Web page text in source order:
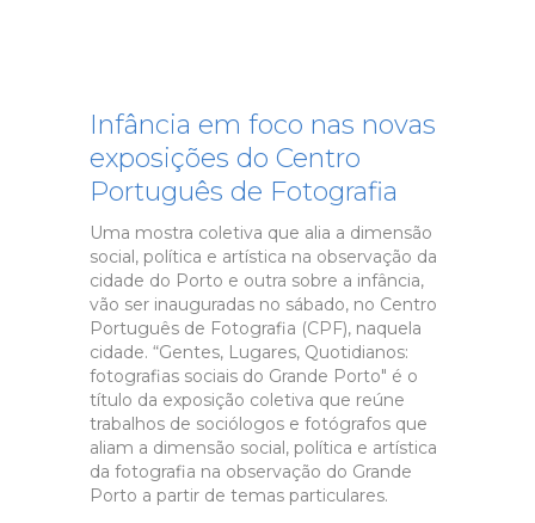
Infância em foco nas novas
exposições do Centro
Português de Fotografia
Uma mostra coletiva que alia a dimensão
social, política e artística na observação da
cidade do Porto e outra sobre a infância,
vão ser inauguradas no sábado, no Centro
Português de Fotografia (CPF), naquela
cidade. “Gentes, Lugares, Quotidianos:
fotografias sociais do Grande Porto" é o
título da exposição coletiva que reúne
trabalhos de sociólogos e fotógrafos que
aliam a dimensão social, política e artística
da fotografia na observação do Grande
Porto a partir de temas particulares.